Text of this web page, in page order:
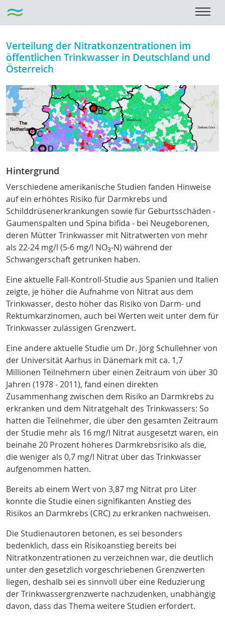
Verteilung der Nitratkonzentrationen im
öffentlichen Trinkwasser in Deutschland und
Österreich
Hintergrund
Verschiedene amerikanische Studien fanden Hinweise
auf ein erhöhtes Risiko für Darmkrebs und
Schilddrüsenerkrankungen sowie für Geburtsschäden -
Gaumenspalten und Spina bifida - bei Neugeborenen,
deren Mütter Trinkwasser mit Nitratwerten von mehr
als 22-24 mg/l (5-6 mg/l NO3-N) während der
Schwangerschaft getrunken haben.
Eine aktuelle Fall-Kontroll-Studie aus Spanien und Italien
zeigte, je höher die Aufnahme von Nitrat aus dem
Trinkwasser, desto höher das Risiko von Darm- und
Rektumkarzinomen, auch bei Werten weit unter dem für
Trinkwasser zulässigen Grenzwert.
Eine andere aktuelle Studie um Dr. Jörg Schullehner von
der Universität Aarhus in Dänemark mit ca. 1,7
Millionen Teilnehmern über einen Zeitraum von über 30
Jahren (1978 - 2011), fand einen direkten
Zusammenhang zwischen dem Risiko an Darmkrebs zu
erkranken und dem Nitratgehalt des Trinkwassers: So
hatten die Teilnehmer, die über den gesamten Zeitraum
der Studie mehr als 16 mg/l Nitrat ausgesetzt waren, ein
beinahe 20 Prozent höheres Darmkrebsrisiko als die,
die weniger als 0,7 mg/l Nitrat über das Trinkwasser
aufgenommen hatten.
Bereits ab einem Wert von 3,87 mg Nitrat pro Liter
konnte die Studie einen signifikanten Anstieg des
Risikos an Darmkrebs (CRC) zu erkranken nachweisen.
Die Studienautoren betonen, es sei besonders
bedenklich, dass ein Risikoanstieg bereits bei
Nitratkonzentrationen zu verzeichnen war, die deutlich
unter den gesetzlich vorgeschriebenen Grenzwerten
liegen, deshalb sei es sinnvoll über eine Reduzierung
der Trinkwassergrenzwerte nachzudenken, unabhängig
davon, dass das Thema weitere Studien erfordert.